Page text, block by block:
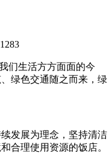
们生活方方面面的今
绿色交通随之而来，绿
发展为理念，坚持清洁
合理使用资源的饭店。